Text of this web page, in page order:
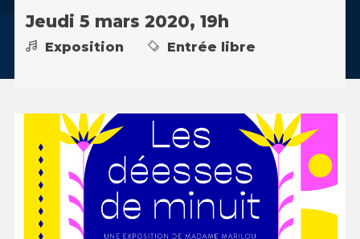
Jeudi 5 mars 2020, 19h
Exposition Entrée libre